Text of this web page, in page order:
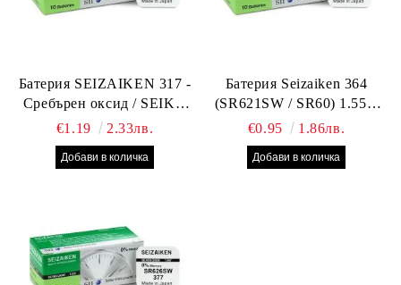
Батерия SEIZAIKEN 317 -
Сребърен оксид / SEIKO
SR516SW / SR62 – 1.55V –
Оригинална от Япония
€1.19 2.33лв.
Батерия Seizaiken 364
(SR621SW / SR60) 1.55V
Silver Oxide – оригинална
Seiko батерия за часовник
€0.95 1.86лв.